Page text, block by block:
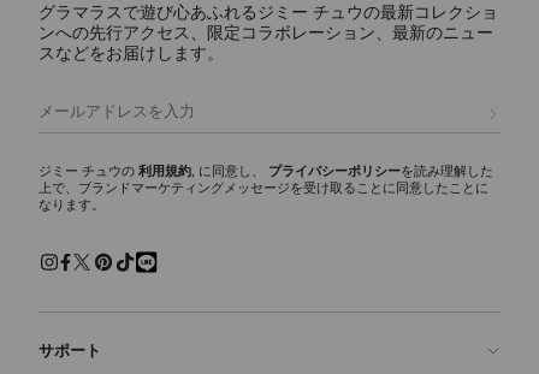
グラマラスで遊び心あふれるジミー チュウの最新コレクショ
ンへの先行アクセス、限定コラボレーション、最新のニュー
スなどをお届けします。
ジミー チュウの 利用規約, に同意し、 プライバシーポリシーを読み理解した
上で、ブランドマーケティングメッセージを受け取ることに同意したことに
なります。
サポート